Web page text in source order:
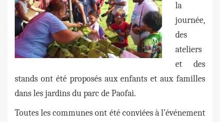
la
journée,
des
ateliers
et des
stands ont été proposés aux enfants et aux familles
dans les jardins du parc de Paofai.
Toutes les communes ont été conviées à l’événement